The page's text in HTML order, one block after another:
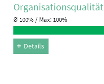
Organisations­qualität
Ø 100% / Max: 100%
Details